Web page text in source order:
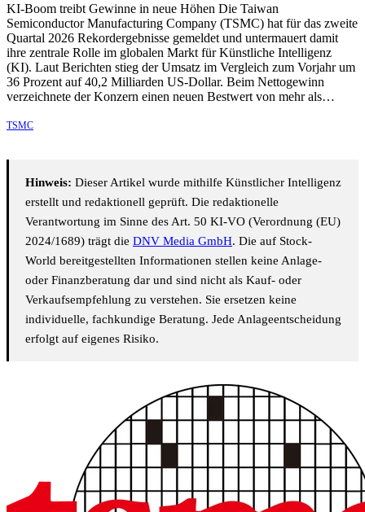
KI-Boom treibt Gewinne in neue Höhen Die Taiwan
Semiconductor Manufacturing Company (TSMC) hat für das zweite
Quartal 2026 Rekordergebnisse gemeldet und untermauert damit
ihre zentrale Rolle im globalen Markt für Künstliche Intelligenz
(KI). Laut Berichten stieg der Umsatz im Vergleich zum Vorjahr um
36 Prozent auf 40,2 Milliarden US-Dollar. Beim Nettogewinn
verzeichnete der Konzern einen neuen Bestwert von mehr als…
TSMC
Hinweis: Dieser Artikel wurde mithilfe Künstlicher Intelligenz
erstellt und redaktionell geprüft. Die redaktionelle
Verantwortung im Sinne des Art. 50 KI-VO (Verordnung (EU)
2024/1689) trägt die DNV Media GmbH. Die auf Stock-
World bereitgestellten Informationen stellen keine Anlage-
oder Finanzberatung dar und sind nicht als Kauf- oder
Verkaufsempfehlung zu verstehen. Sie ersetzen keine
individuelle, fachkundige Beratung. Jede Anlageentscheidung
erfolgt auf eigenes Risiko.